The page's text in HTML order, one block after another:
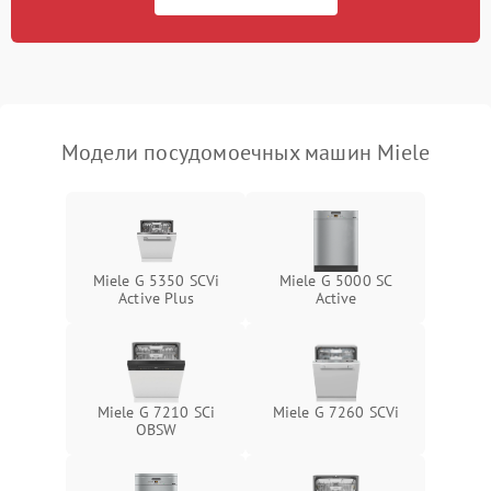
Модели посудомоечных машин Miele
Miele G 5350 SCVi
Active Plus
Miele G 5000 SC
Active
Miele G 7210 SCi
OBSW
Miele G 7260 SCVi